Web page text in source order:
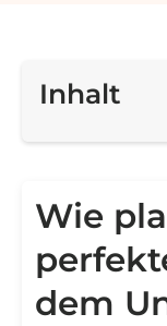
Inhalt
Wie
dem